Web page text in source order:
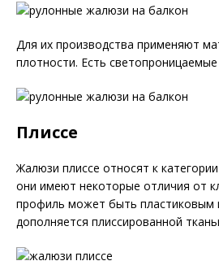
Для их производства применяют
плотности. Есть
Плиссе
Жалюзи плиссе относят к
они имеют некоторые отличия от
профиль может быть пластиковым
дополняется плиссированной